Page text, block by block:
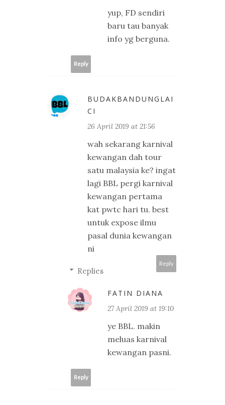
yup, FD sendiri
baru tau banyak
info yg berguna.
Reply
BUDAKBANDUNGLAI
CI
26 April 2019 at 21:56
wah sekarang karnival
kewangan dah tour
satu malaysia ke? ingat
lagi BBL pergi karnival
kewangan pertama
kat pwtc hari tu. best
untuk expose ilmu
pasal dunia kewangan
ni
Reply
Replies
FATIN DIANA
27 April 2019 at 19:10
ye BBL. makin
meluas karnival
kewangan pasni.
Reply